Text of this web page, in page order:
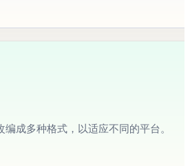
成多种格式，以适应不同的平台。